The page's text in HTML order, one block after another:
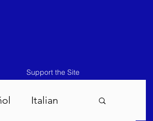
Support the Site
Italian